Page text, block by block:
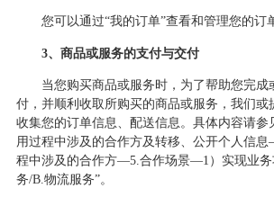
您可以通过“我的订单”查看和管理您的订
3、商品或服务的支付与交付
当您购买商品或服务时，为了帮助您完成
付，并顺利收取所购买的商品或服务，我们或
收集您的订单信息、配送信息。具体内容请参
用过程中涉及的合作方及转移、公开个人信
程中涉及的合作方—5.合作场景—1）实现业
务/B.物流服务”。